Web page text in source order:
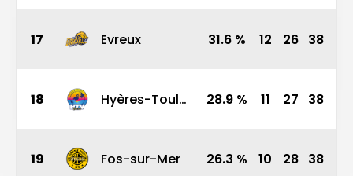
17 Evreux 31.6 % 12 26 38
18 Hyères-Toulon 28.9 % 11 27 38
19 Fos-sur-Mer 26.3 % 10 28 38